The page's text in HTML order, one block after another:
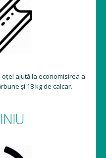
ajută la economisirea a
și 18 kg de calcar.